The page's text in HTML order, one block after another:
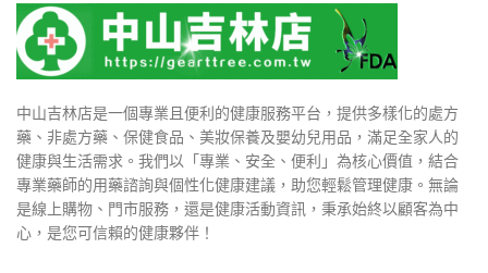
中山吉林店是一個專業且便利的健康服務平台，提供多樣化的處方
藥、非處方藥、保健食品、美妝保養及嬰幼兒用品，滿足全家人的
健康與生活需求。我們以「專業、安全、便利」為核心價值，結合
專業藥師的用藥諮詢與個性化健康建議，助您輕鬆管理健康。無論
是線上購物、門市服務，還是健康活動資訊，秉承始終以顧客為中
心，是您可信賴的健康夥伴！